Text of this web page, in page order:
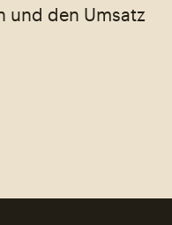
und den Umsatz